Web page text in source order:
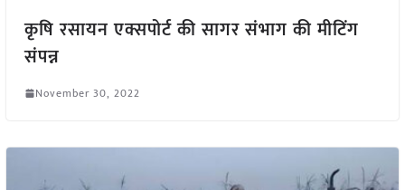
कृषि रसायन एक्सपोर्ट की सागर संभाग की मीटिंग
संपन्न
November 30, 2022